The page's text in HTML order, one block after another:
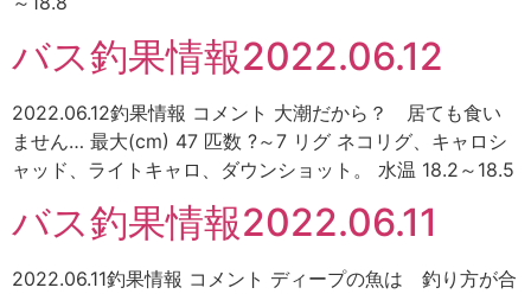
バス釣果情報2022.06.12
2022.06.12釣果情報 コメント 大潮だから？ 居ても食い
ません… 最大(cm) 47 匹数 ?～7 リグ ネコリグ、キャロシ
ャッド、ライトキャロ、ダウンショット。 水温 18.2～18.5
バス釣果情報2022.06.11
2022.06.11釣果情報 コメント ディープの魚は 釣り方が合